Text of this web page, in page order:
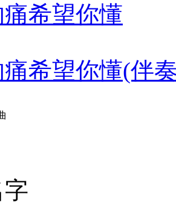
希望你懂
希望你懂(伴